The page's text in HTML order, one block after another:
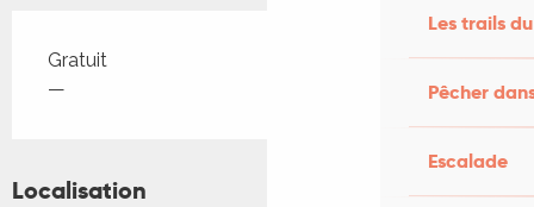
Les trails
Pêcher
Escalade
Tarifs 2026
Gratuit
—
Localisation